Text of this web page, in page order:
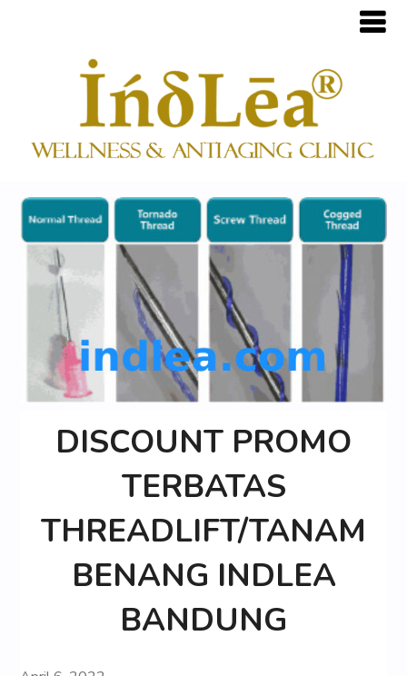
DISCOUNT PROMO
TERBATAS
THREADLIFT/TANAM
BENANG INDLEA
BANDUNG